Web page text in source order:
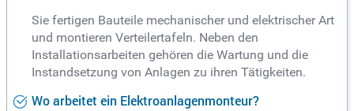
Sie fertigen Bauteile mechanischer und elektrischer Art
und montieren Verteilertafeln. Neben den
Installationsarbeiten gehören die Wartung und die
Instandsetzung von Anlagen zu ihren Tätigkeiten.
Wo arbeitet ein Elektroanlagenmonteur?